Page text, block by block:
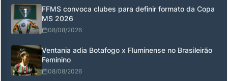
FFMS convoca clubes para definir formato da Copa
MS 2026
08/08/2026
Ventania adia Botafogo x Fluminense no Brasileirão
Feminino
08/08/2026